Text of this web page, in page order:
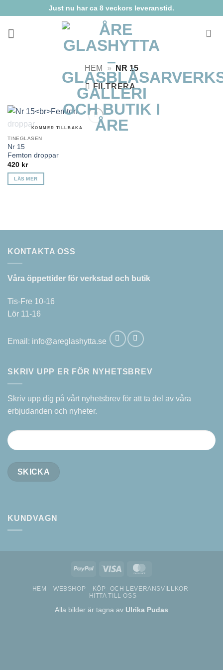
to
content
Just nu har ca 8 veckors leveranstid.
HEM » NR 15
FILTRERA
Lägg till i
KOMMER TILLBAKA
TINEGLASEN
Nr 15
Femton droppar
420 kr
LÄS MER
KONTAKTA OSS
Våra öppettider för verkstad och butik
Tis-Fre 10-16
Lör 11-16
Email: info@areglashytta.se
SKRIV UPP ER FÖR NYHETSBREV
Skriv upp dig på vårt nyhetsbrev för att ta del av våra
erbjudanden och nyheter.
KUNDVAGN
PayPal Visa
HEM WEBSHOP
KÖP- OCH LEVERANSVILLKOR
HITTA TILL OSS
Alla bilder är tagna av Ulrika Pudas